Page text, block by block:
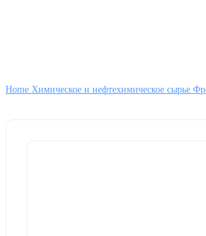
Home Химическое и нефтехимическое сырье